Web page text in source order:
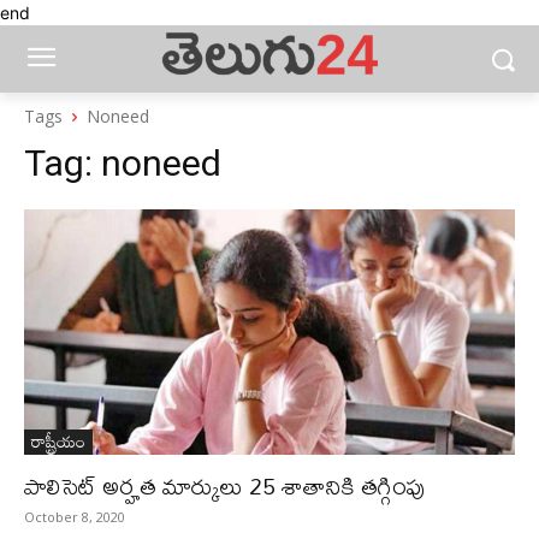
end
Tags Noneed
Tag: noneed
రాష్ట్రీయం
పాలిసెట్‌ అర్హత మార్కులు 25 శాతానికి తగ్గింపు
October 8, 2020